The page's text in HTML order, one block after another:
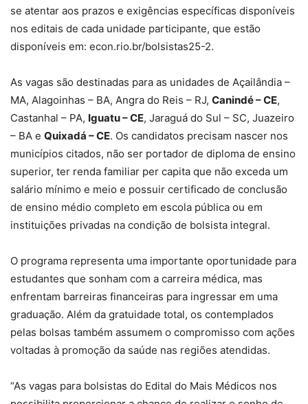
se atentar aos prazos e exigências específicas disponíveis
nos editais de cada unidade participante, que estão
disponíveis em: econ.rio.br/bolsistas25-2.
As vagas são destinadas para as unidades de Açailândia –
MA, Alagoinhas – BA, Angra do Reis – RJ, Canindé – CE,
Castanhal – PA, Iguatu – CE, Jaraguá do Sul – SC, Juazeiro
– BA e Quixadá – CE. Os candidatos precisam nascer nos
municípios citados, não ser portador de diploma de ensino
superior, ter renda familiar per capita que não exceda um
salário mínimo e meio e possuir certificado de conclusão
de ensino médio completo em escola pública ou em
instituições privadas na condição de bolsista integral.
O programa representa uma importante oportunidade para
estudantes que sonham com a carreira médica, mas
enfrentam barreiras financeiras para ingressar em uma
graduação. Além da gratuidade total, os contemplados
pelas bolsas também assumem o compromisso com ações
voltadas à promoção da saúde nas regiões atendidas.
“As vagas para bolsistas do Edital do Mais Médicos nos